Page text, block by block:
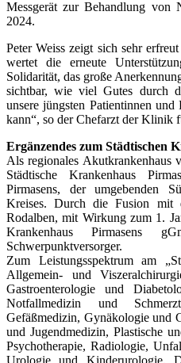
Messgerät zur Behandlung von
2024.
Peter Weiss zeigt sich sehr
wertet die erneute
Solidarität, das große
sichtbar, wie viel Gutes durch
unsere jüngsten Patientinnen
kann“, so der Chefarzt der Klinik
Ergänzendes zum Städtischen
Als regionales Akutkrankenhaus
Städtische Krankenhaus
Pirmasens, der umgebenden
Kreises. Durch die Fusion mit
Rodalben, mit Wirkung zum 1.
Krankenhaus Pirmasens
Schwerpunktversorger.
Zum Leistungsspektrum am
Allgemein- und
Gastroenterologie und
Notfallmedizin und
Gefäßmedizin, Gynäkologie und
und Jugendmedizin, Plastische
Psychotherapie, Radiologie,
Urologie und Kinderurologie.